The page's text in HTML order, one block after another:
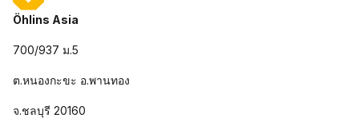
Öhlins Asia
700/937 ม.5
ต.หนองกะขะ อ.พานทอง
จ.ชลบุรี 20160